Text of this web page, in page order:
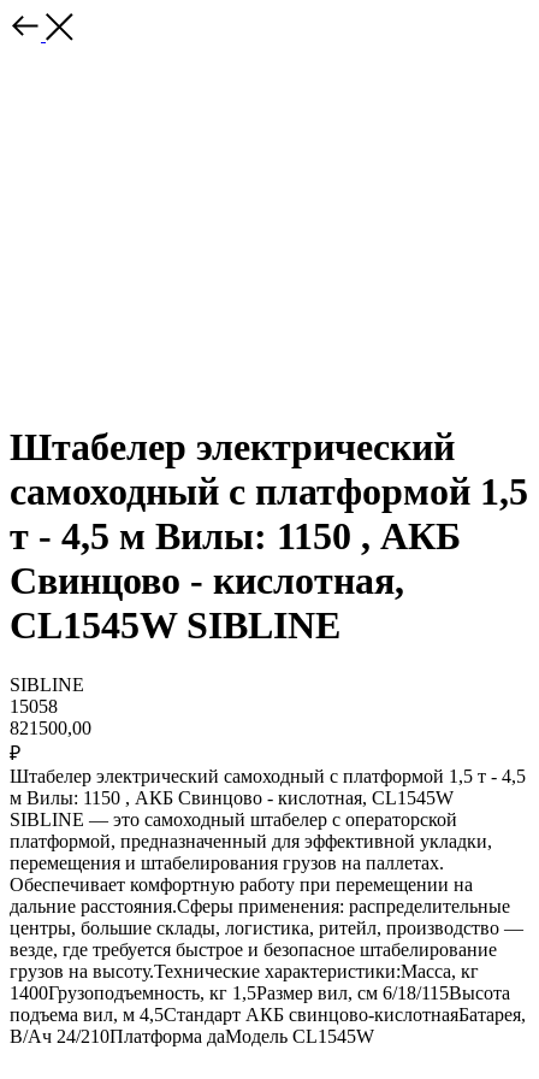
Штабелер электрический
самоходный с платформой 1,5
т - 4,5 м Вилы: 1150 , АКБ
Свинцово - кислотная,
CL1545W SIBLINE
SIBLINE
15058
821500,00
₽
Штабелер электрический самоходный с платформой 1,5 т - 4,5
м Вилы: 1150 , АКБ Свинцово - кислотная, CL1545W
SIBLINE — это самоходный штабелер с операторской
платформой, предназначенный для эффективной укладки,
перемещения и штабелирования грузов на паллетах.
Обеспечивает комфортную работу при перемещении на
дальние расстояния.Сферы применения: распределительные
центры, большие склады, логистика, ритейл, производство —
везде, где требуется быстрое и безопасное штабелирование
грузов на высоту.Технические характеристики:Масса, кг
1400Грузоподъемность, кг 1,5Размер вил, см 6/18/115Высота
подъема вил, м 4,5Стандарт АКБ свинцово-кислотнаяБатарея,
В/Ач 24/210Платформа даМодель CL1545W